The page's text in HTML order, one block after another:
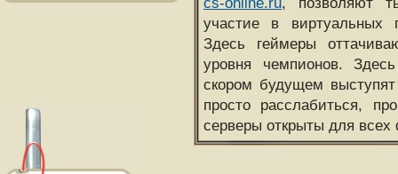
участие в виртуальных
Здесь геймеры
уровня чемпионов.
скором будущем
просто расслабиться,
серверы открыты для всех